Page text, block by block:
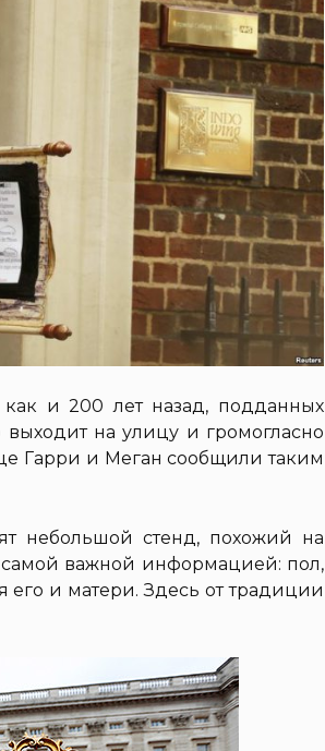
и 200 лет назад, подданных
выходит на улицу и громогласно
Гарри и Меган сообщили таким
небольшой стенд, похожий на
самой важной информацией: пол,
его и матери. Здесь от традиции